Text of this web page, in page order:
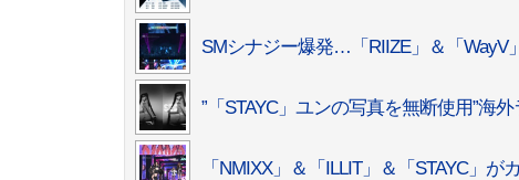
SMシナジー爆発…「RIIZE」＆「WayV
”「STAYC」ユンの写真を無断使用”海
「NMIXX」＆「ILLIT」＆「STAYC」